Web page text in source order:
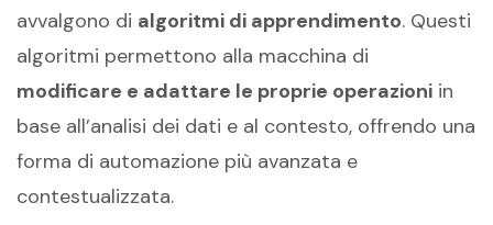
avvalgono di algoritmi di apprendimento. Questi
algoritmi permettono alla macchina di
modificare e adattare le proprie operazioni in
base all’analisi dei dati e al contesto, offrendo una
forma di automazione più avanzata e
contestualizzata.